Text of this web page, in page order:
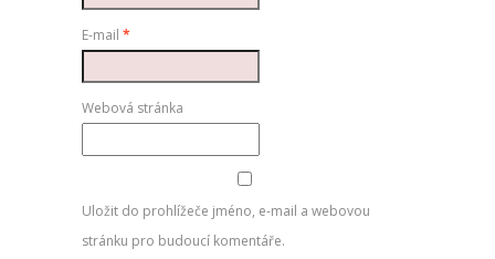
E-mail *
Webová stránka
Uložit do prohlížeče jméno, e-mail a webovou
stránku pro budoucí komentáře.